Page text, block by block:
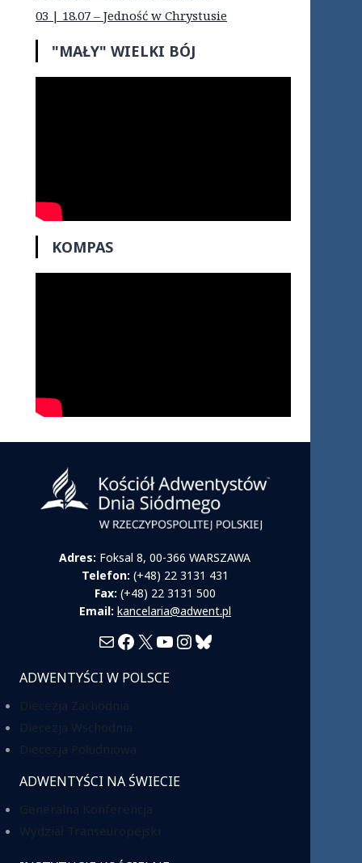
03 | 18.07 – Jedność w Chrystusie
"MAŁY" WIELKI BÓJ
KOMPAS
Adres: Foksal 8, 00-366 WARSZAWA
Telefon: (+48) 22 3131 431
Fax: (+48) 22 3131 500
Email: kancelaria@adwent.pl
MailFacebook
X YouTube
Instagram
Bluesky
ADWENTYŚCI W POLSCE
ADWENTYŚCI NA ŚWIECIE